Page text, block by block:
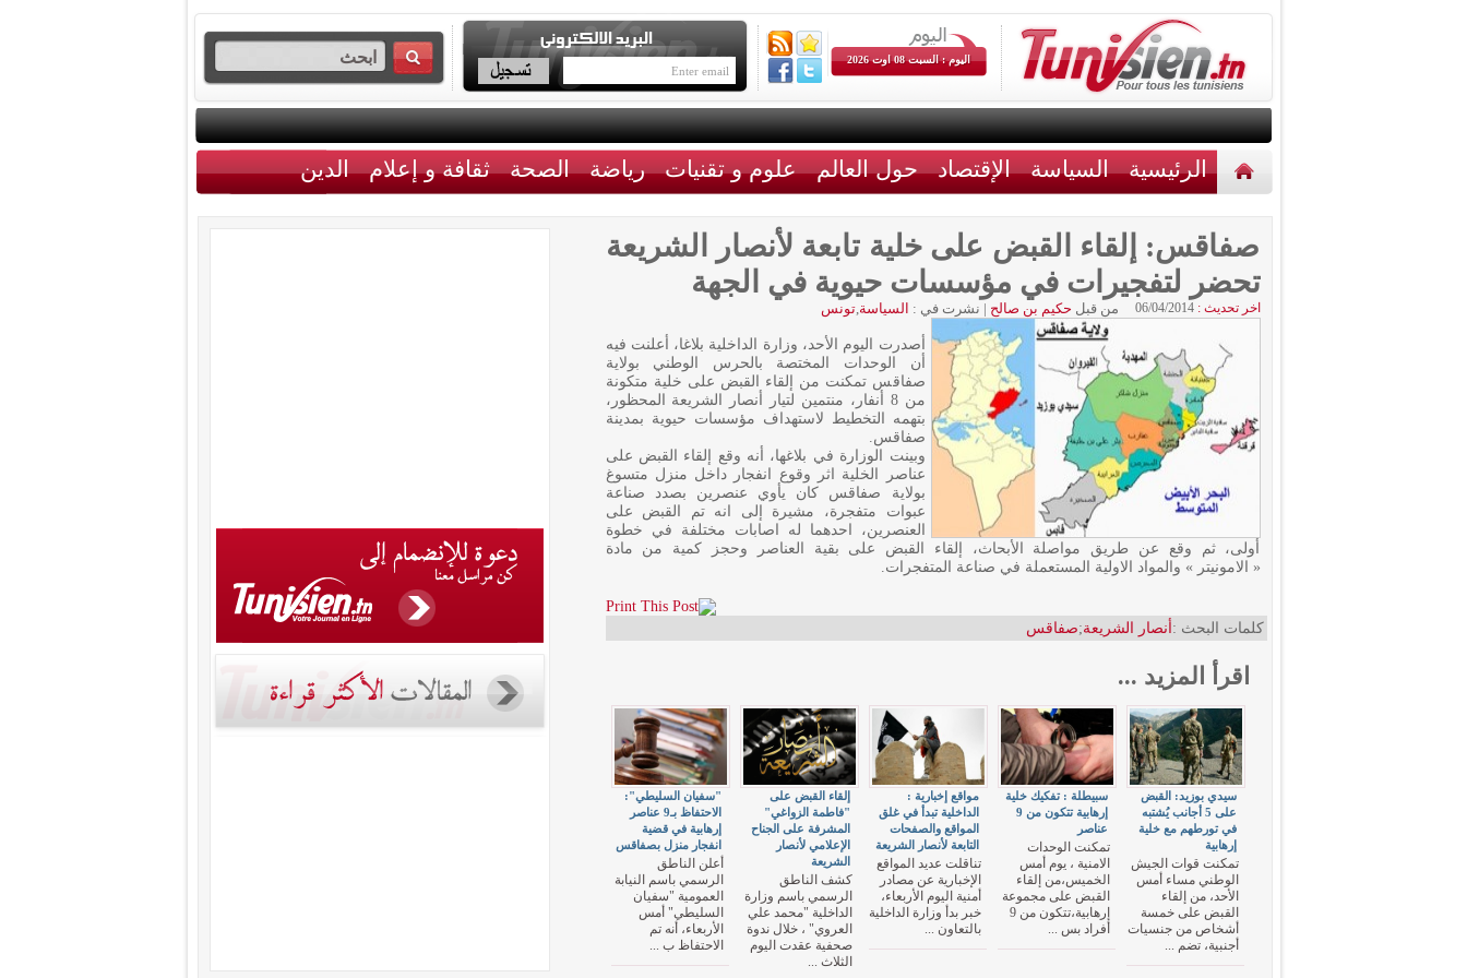
اليوم : السبت 08 اوت 2026
الرئيسية السياسة الإقتصاد حول العالم علوم و تقنيات رياضة الصحة ثقافة و إعلام الدين
صفاقس: إلقاء القبض على خلية تابعة لأنصار الشريعة
تحضر لتفجيرات في مؤسسات حيوية في الجهة
اخر تحديث : 06/04/2014 من قبل حكيم بن صالح | نشرت في : السياسة,تونس
أصدرت اليوم الأحد، وزارة الداخلية بلاغا، أعلنت فيه
أن الوحدات المختصة بالحرس الوطني بولاية
صفاقس تمكنت من إلقاء القبض على خلية متكونة
من 8 أنفار، منتمين لتيار أنصار الشريعة المحظور،
بتهمه التخطيط لاستهداف مؤسسات حيوية بمدينة
صفاقس.
وبينت الوزارة في بلاغها، أنه وقع إلقاء القبض على
عناصر الخلية اثر وقوع انفجار داخل منزل متسوغ
بولاية صفاقس كان يأوي عنصرين بصدد صناعة
عبوات متفجرة، مشيرة إلى انه تم القبض على
العنصرين، احدهما له اصابات مختلفة في خطوة
أولى، ثم وقع عن طريق مواصلة الأبحاث، إلقاء القبض على بقية العناصر وحجز كمية من مادة
« الامونيتر » والمواد الاولية المستعملة في صناعة المتفجرات.
كلمات البحث : أنصار الشريعة;صفاقس
اقرأ المزيد ...
"سفيان السليطي":
الاحتفاظ بـ9 عناصر
إرهابية في قضية
انفجار منزل بصفاقس
أعلن الناطق
الرسمي باسم النيابة
العمومية "سفيان
السليطي" أمس
الأربعاء، أنه تم
الاحتفاظ ب ...
إلقاء القبض على
"فاطمة الزواغي"
المشرفة على الجناح
الإعلامي لأنصار
الشريعة
كشف الناطق
الرسمي باسم وزارة
الداخلية "محمد علي
العروي" ، خلال ندوة
صحفية عقدت اليوم
الثلاث ...
مواقع إخبارية :
الداخلية تبدأ في غلق
المواقع والصفحات
التابعة لأنصار الشريعة
تناقلت عديد المواقع
الإخبارية عن مصادر
أمنية اليوم الأربعاء،
خبر بدأ وزارة الداخلية
بالتعاون ...
سبيطلة : تفكيك خلية
إرهابية تتكون من 9
عناصر
تمكنت الوحدات
الامنية ، يوم أمس
الخميس،من إلقاء
القبض على مجموعة
إرهابية،تتكون من 9
أفراد بس ...
سيدي بوزيد: القبض
على 5 أجانب يُشتبه
في تورطهم مع خلية
إرهابية
تمكنت قوات الجيش
الوطني مساء أمس
الأحد، من إلقاء
القبض على خمسة
أشخاص من جنسيات
أجنبية، تضم ...